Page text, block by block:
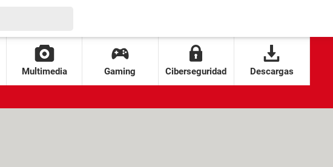
Multimedia Gaming Ciberseguridad Descargas